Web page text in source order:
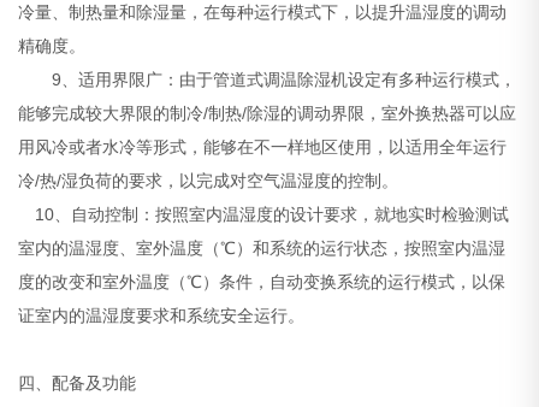
冷量、制热量和除湿量，在每种运行模式下，以提升温湿度的调动
精确度。
9、适用界限广：由于管道式调温除湿机设定有多种运行模式，
能够完成较大界限的制冷/制热/除湿的调动界限，室外换热器可以应
用风冷或者水冷等形式，能够在不一样地区使用，以适用全年运行
冷/热/湿负荷的要求，以完成对空气温湿度的控制。
10、自动控制：按照室内温湿度的设计要求，就地实时检验测试
室内的温湿度、室外温度（℃）和系统的运行状态，按照室内温湿
度的改变和室外温度（℃）条件，自动变换系统的运行模式，以保
证室内的温湿度要求和系统安全运行。
四、配备及功能